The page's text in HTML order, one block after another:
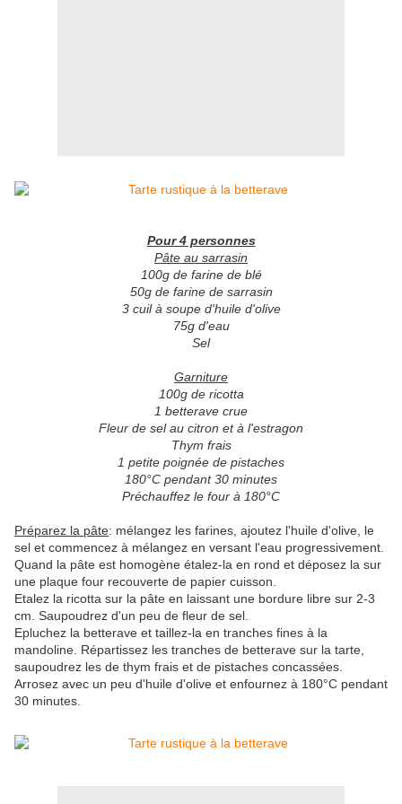
Pour 4 personnes
Pâte au sarrasin
100g de farine de blé
50g de farine de sarrasin
3 cuil à soupe d'huile d'olive
75g d'eau
Sel
Garniture
100g de ricotta
1 betterave crue
Fleur de sel au citron et à l'estragon
Thym frais
1 petite poignée de pistaches
180°C pendant 30 minutes
Préchauffez le four à 180°C
Préparez la pâte: mélangez les farines, ajoutez l'huile d'olive, le
sel et commencez à mélangez en versant l'eau progressivement.
Quand la pâte est homogène étalez-la en rond et déposez la sur
une plaque four recouverte de papier cuisson.
Etalez la ricotta sur la pâte en laissant une bordure libre sur 2-3
cm. Saupoudrez d'un peu de fleur de sel.
Epluchez la betterave et taillez-la en tranches fines à la
mandoline. Répartissez les tranches de betterave sur la tarte,
saupoudrez les de thym frais et de pistaches concassées.
Arrosez avec un peu d'huile d'olive et enfournez à 180°C pendant
30 minutes.